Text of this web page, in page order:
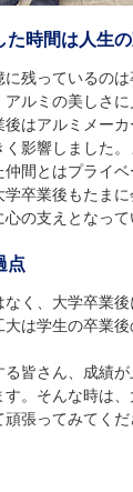
た時間は人生
残っているの
ルミの美しさ
後はアルミメー
影響しました
仲間とはプライ
学卒業後もたま
の支えとなって
点
なく、大学卒業
は学生の卒業
る皆さん、成績
す。そんな時は
張ってみてく